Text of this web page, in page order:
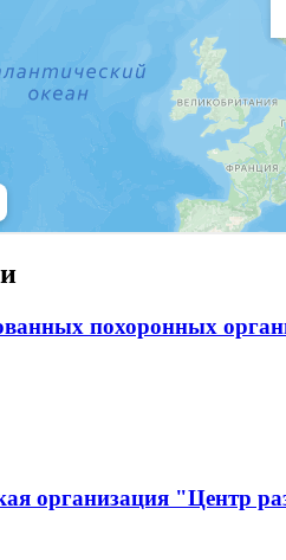
похоронных
организация "Центр